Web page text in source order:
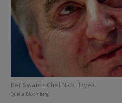
Der Swatch-Chef Nick Hayek.
Quelle: Bloomberg